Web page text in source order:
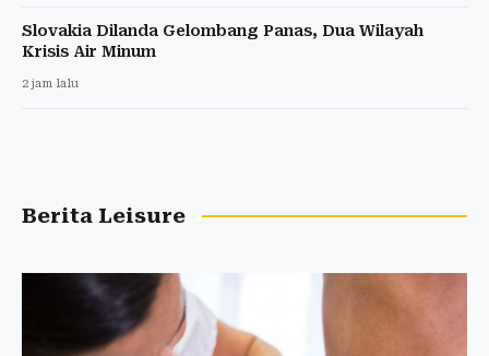
Slovakia Dilanda Gelombang Panas, Dua Wilayah
Krisis Air Minum
2 jam lalu
Berita Leisure